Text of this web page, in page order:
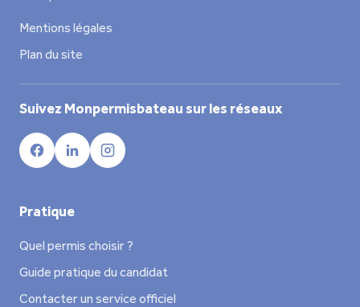
Mentions légales
Plan du site
Suivez Monpermisbateau sur les réseaux
Pratique
Quel permis choisir ?
Guide pratique du candidat
Contacter un service officiel